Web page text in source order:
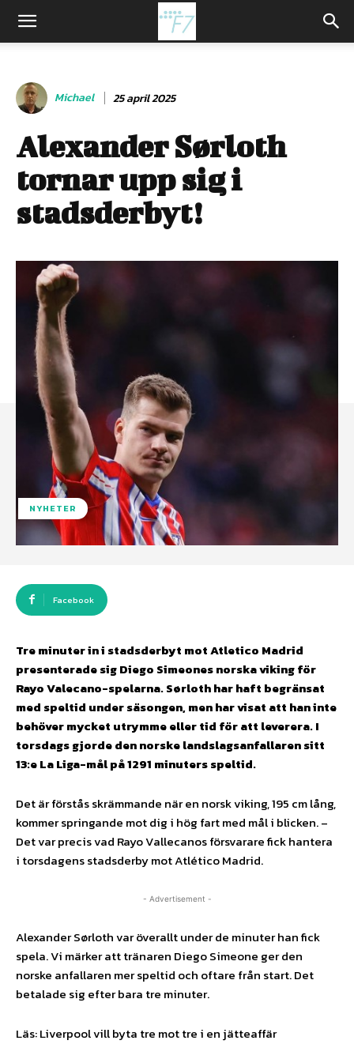
Michael 25 april 2025
Alexander Sørloth
tornar upp sig i
stadsderbyt!
NYHETER
Facebook
Tre minuter in i stadsderbyt mot Atletico Madrid
presenterade sig Diego Simeones norska viking för
Rayo Valecano-spelarna. Sørloth har haft begränsat
med speltid under säsongen, men har visat att han inte
behöver mycket utrymme eller tid för att leverera. I
torsdags gjorde den norske landslagsanfallaren sitt
13:e La Liga-mål på 1291 minuters speltid.
Det är förstås skrämmande när en norsk viking, 195 cm lång,
kommer springande mot dig i hög fart med mål i blicken. –
Det var precis vad Rayo Vallecanos försvarare fick hantera
i torsdagens stadsderby mot Atlético Madrid.
- Advertisement -
Alexander Sørloth var överallt under de minuter han fick
spela. Vi märker att tränaren Diego Simeone ger den
norske anfallaren mer speltid och oftare från start. Det
betalade sig efter bara tre minuter.
Läs: Liverpool vill byta tre mot tre i en jätteaffär